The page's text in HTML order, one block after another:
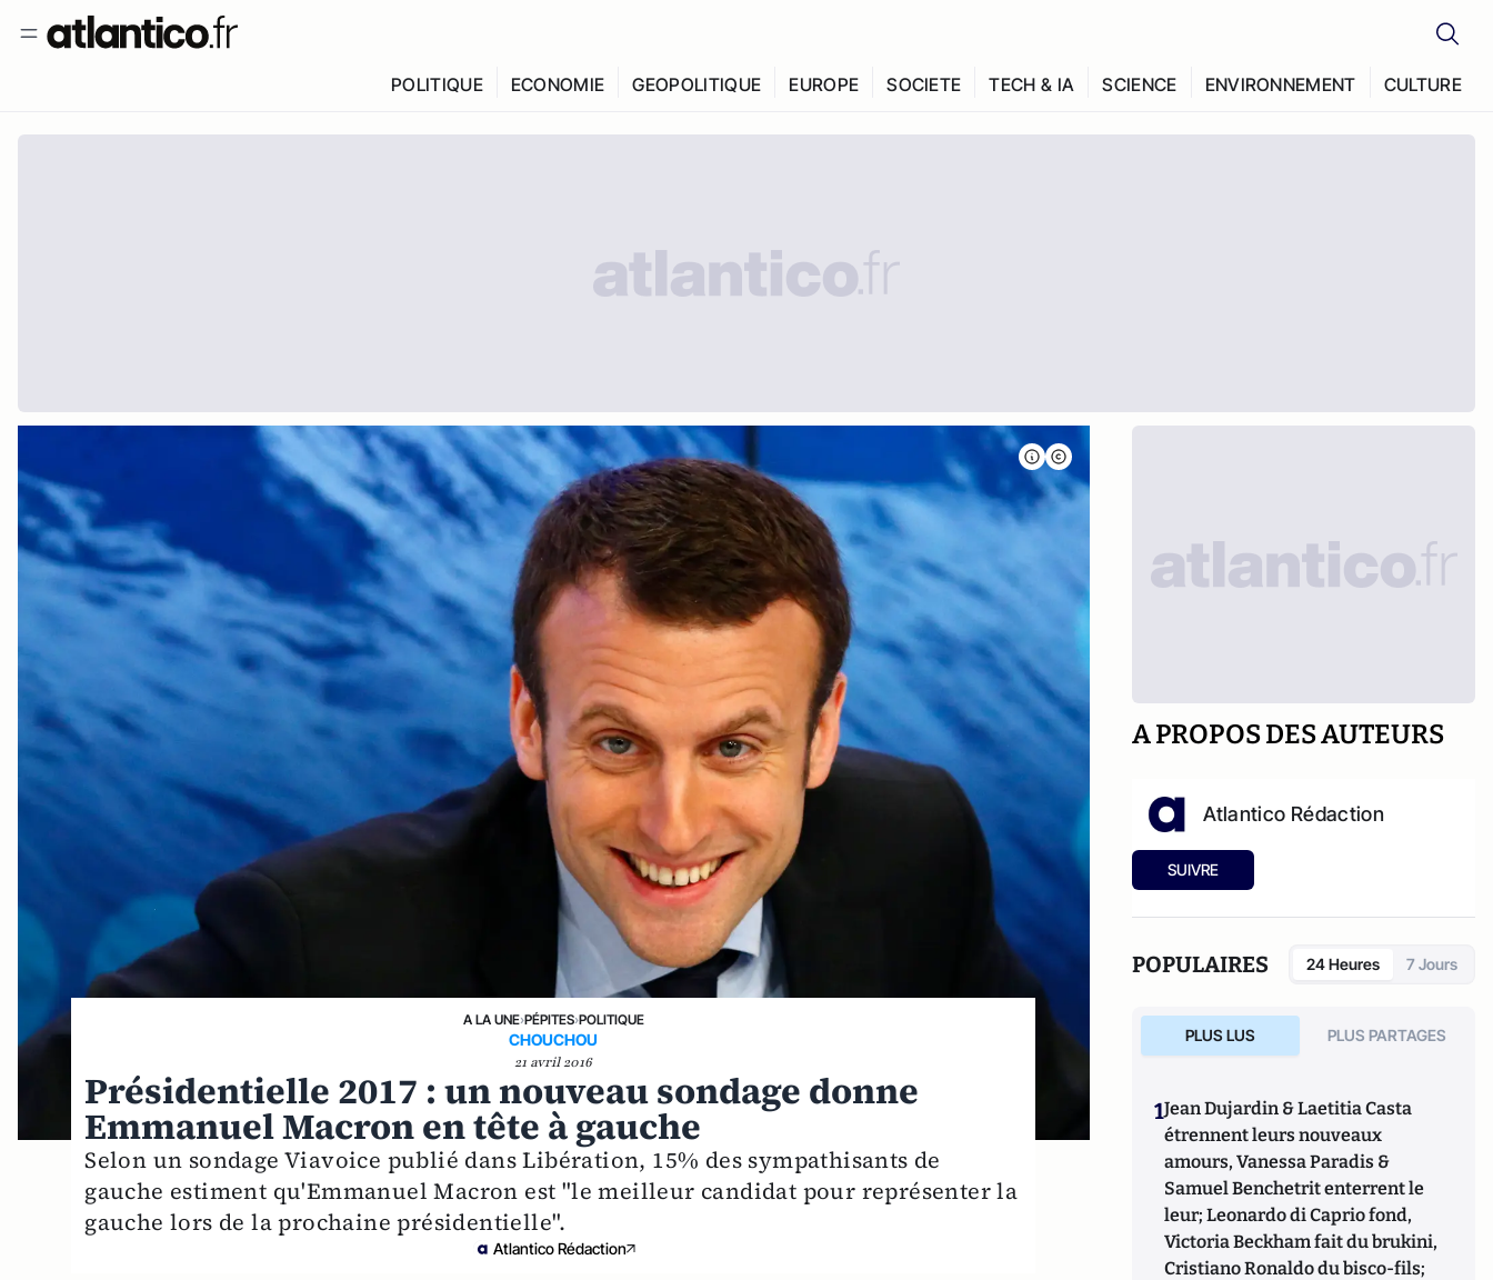
POLITIQUE ECONOMIE GEOPOLITIQUE EUROPE SOCIETE TECH & IA SCIENCE ENVIRONNEMENT CULTURE
A LA UNE›PÉPITES›POLITIQUE
CHOUCHOU
21 avril 2016
Présidentielle 2017 : un nouveau sondage donne
Emmanuel Macron en tête à gauche
Selon un sondage Viavoice publié dans Libération, 15% des sympathisants de
gauche estiment qu'Emmanuel Macron est "le meilleur candidat pour représenter la
gauche lors de la prochaine présidentielle".
Atlantico Rédaction
A PROPOS DES AUTEURS
Atlantico Rédaction
SUIVRE
POPULAIRES 24 Heures 7 Jours
PLUS LUS PLUS PARTAGES
1Jean Dujardin & Laetitia Casta
étrennent leurs nouveaux
amours, Vanessa Paradis &
Samuel Benchetrit enterrent le
leur; Leonardo di Caprio fond,
Victoria Beckham fait du brukini,
Cristiano Ronaldo du bisco-fils;